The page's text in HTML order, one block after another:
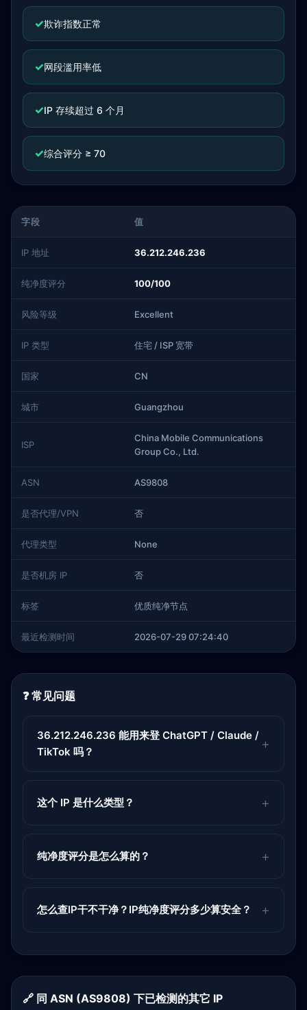
✓欺诈指数正常
✓网段滥用率低
✓IP 存续超过 6 个月
✓综合评分 ≥ 70
字段 值
IP 地址 36.212.246.236
纯净度评分 100/100
风险等级 Excellent
IP 类型 住宅 / ISP 宽带
国家 CN
城市 Guangzhou
ISP
China Mobile Communications
Group Co., Ltd.
ASN AS9808
是否代理/VPN 否
代理类型 None
是否机房 IP 否
标签 优质纯净节点
最近检测时间 2026-07-29 07:24:40
❓ 常见问题
36.212.246.236 能用来登 ChatGPT / Claude /
TikTok 吗？
这个 IP 是什么类型？
纯净度评分是怎么算的？
怎么查IP干不干净？IP纯净度评分多少算安全？
🔗 同 ASN (AS9808) 下已检测的其它 IP